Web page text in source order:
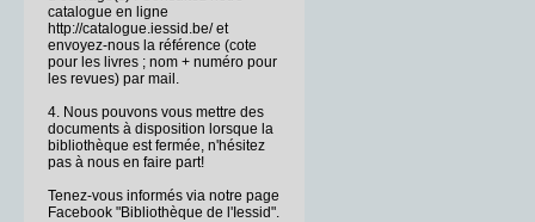
catalogue en ligne
http://catalogue.iessid.be/ et
envoyez-nous la référence (cote
pour les livres ; nom + numéro pour
les revues) par mail.
4. Nous pouvons vous mettre des
documents à disposition lorsque la
bibliothèque est fermée, n'hésitez
pas à nous en faire part!
Tenez-vous informés via notre page
Facebook "Bibliothèque de l'Iessid".